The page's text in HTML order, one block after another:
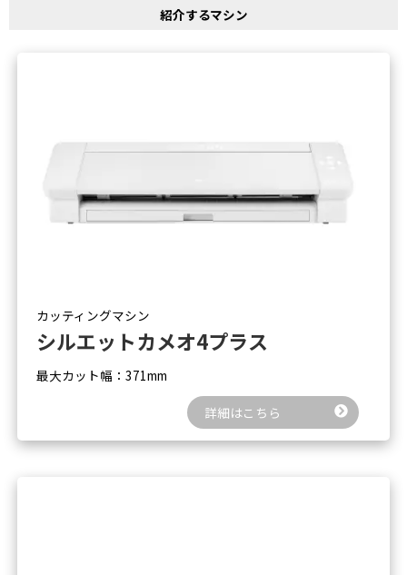
紹介するマシン
カッティングマシン
シルエットカメオ4プラス
最大カット幅：371mm
詳細はこちら